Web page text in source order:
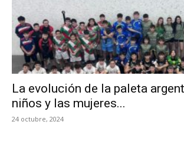
La evolución de la paleta
niños y las mujeres...
24 octubre, 2024